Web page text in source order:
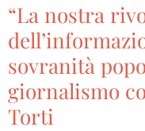
“La nostra
sovranità
giornalismo
Torti